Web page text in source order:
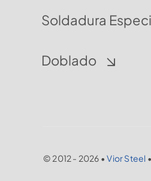
Soldadura
Doblado
© 2012 - 2026 •Vior Steel